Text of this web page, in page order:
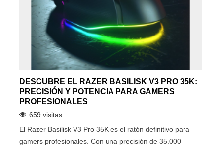
DESCUBRE EL RAZER BASILISK V3 PRO 35K:
PRECISIÓN Y POTENCIA PARA GAMERS
PROFESIONALES
659 visitas
El Razer Basilisk V3 Pro 35K es el ratón definitivo para
gamers profesionales. Con una precisión de 35.000